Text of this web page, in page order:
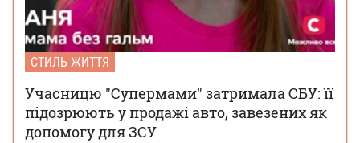
СТИЛЬ ЖИТТЯ
Учасницю "Супермами" затримала СБУ: її
підозрюють у продажі авто, завезених як
допомогу для ЗСУ